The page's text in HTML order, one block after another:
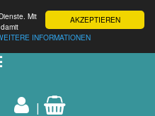
AKZEPTIEREN
Mit
INFORMATIONEN
|